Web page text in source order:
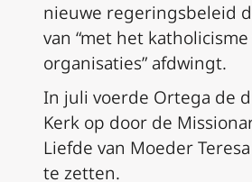
nieuwe regeringsbeleid
van “met het
organisaties” afdwingt.
In juli voerde Ortega de
Kerk op door de
Liefde van Moeder
te zetten.